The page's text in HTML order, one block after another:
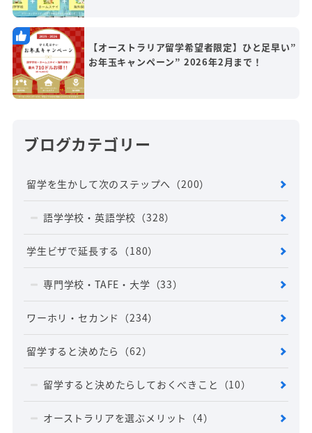
【オーストラリア留学希望者限定】ひと足早い”
お年玉キャンペーン” 2026年2月まで！
ブログカテゴリー
留学を生かして次のステップへ （200）
語学学校・英語学校 （328）
学生ビザで延長する （180）
専門学校・TAFE・大学 （33）
ワーホリ・セカンド （234）
留学すると決めたら （62）
留学すると決めたらしておくべきこと （10）
オーストラリアを選ぶメリット （4）